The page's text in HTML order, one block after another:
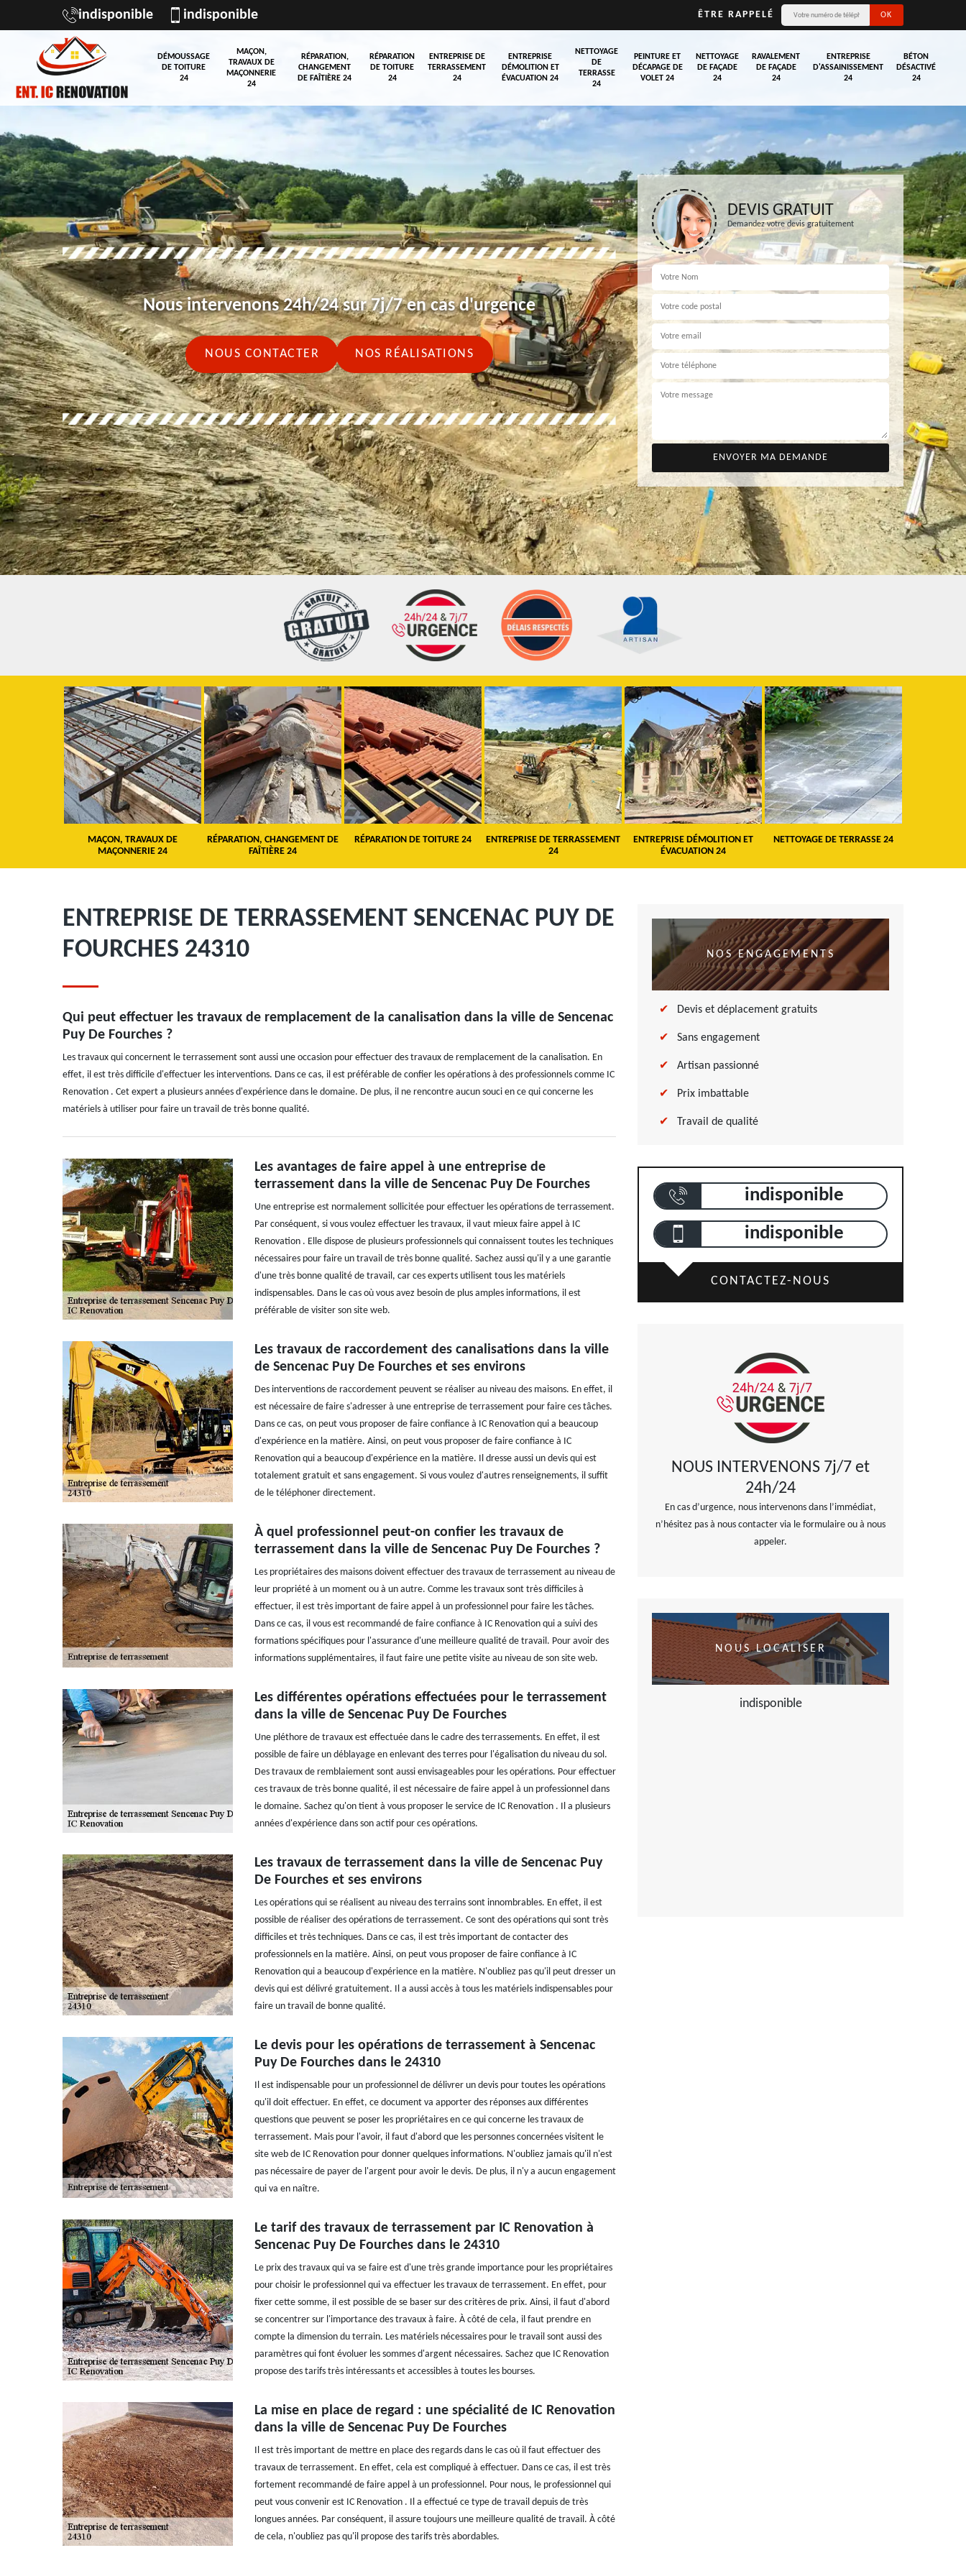
indisponible indisponible ÊTRE RAPPELÉ
DÉMOUSSAGE
DE TOITURE
24
MAÇON,
TRAVAUX DE
MAÇONNERIE
24
RÉPARATION,
CHANGEMENT
DE FAÎTIÈRE 24
RÉPARATION
DE TOITURE
24
ENTREPRISE DE
TERRASSEMENT
24
ENTREPRISE
DÉMOLITION ET
ÉVACUATION 24
NETTOYAGE
DE
TERRASSE
24
PEINTURE ET
DÉCAPAGE DE
VOLET 24
NETTOYAGE
DE FAÇADE
24
RAVALEMENT
DE FAÇADE
24
ENTREPRISE
D'ASSAINISSEMENT
24
BÉTON
DÉSACTIVÉ
24
Nous intervenons 24h/24 sur 7j/7 en cas d'urgence
NOUS CONTACTER NOS RÉALISATIONS
DEVIS GRATUIT
Demandez votre devis gratuitement
MAÇON, TRAVAUX DE
MAÇONNERIE 24
RÉPARATION, CHANGEMENT DE
FAÎTIÈRE 24
RÉPARATION DE TOITURE 24
ENTREPRISE DE TERRASSEMENT
ENTREPRISE DÉMOLITION ET
ÉVACUATION 24
NETTOYAGE DE TERRASSE 24
ENTREPRISE DE TERRASSEMENT SENCENAC PUY DE
FOURCHES 24310
Qui peut effectuer les travaux de remplacement de la canalisation dans la ville de Sencenac
Puy De Fourches ?
Les travaux qui concernent le terrassement sont aussi une occasion pour effectuer des travaux de remplacement de la canalisation. En
effet, il est très difficile d'effectuer les interventions. Dans ce cas, il est préférable de confier les opérations à des professionnels comme IC
Renovation . Cet expert a plusieurs années d'expérience dans le domaine. De plus, il ne rencontre aucun souci en ce qui concerne les
matériels à utiliser pour faire un travail de très bonne qualité.
Les avantages de faire appel à une entreprise de
terrassement dans la ville de Sencenac Puy De Fourches
Une entreprise est normalement sollicitée pour effectuer les opérations de terrassement.
Par conséquent, si vous voulez effectuer les travaux, il vaut mieux faire appel à IC
Renovation . Elle dispose de plusieurs professionnels qui connaissent toutes les techniques
nécessaires pour faire un travail de très bonne qualité. Sachez aussi qu'il y a une garantie
d'une très bonne qualité de travail, car ces experts utilisent tous les matériels
indispensables. Dans le cas où vous avez besoin de plus amples informations, il est
préférable de visiter son site web.
Les travaux de raccordement des canalisations dans la ville
de Sencenac Puy De Fourches et ses environs
Des interventions de raccordement peuvent se réaliser au niveau des maisons. En effet, il
est nécessaire de faire s'adresser à une entreprise de terrassement pour faire ces tâches.
Dans ce cas, on peut vous proposer de faire confiance à IC Renovation qui a beaucoup
d'expérience en la matière. Ainsi, on peut vous proposer de faire confiance à IC
Renovation qui a beaucoup d'expérience en la matière. Il dresse aussi un devis qui est
totalement gratuit et sans engagement. Si vous voulez d'autres renseignements, il suffit
de le téléphoner directement.
À quel professionnel peut-on confier les travaux de
terrassement dans la ville de Sencenac Puy De Fourches ?
Les propriétaires des maisons doivent effectuer des travaux de terrassement au niveau de
leur propriété à un moment ou à un autre. Comme les travaux sont très difficiles à
effectuer, il est très important de faire appel à un professionnel pour faire les tâches.
Dans ce cas, il vous est recommandé de faire confiance à IC Renovation qui a suivi des
formations spécifiques pour l'assurance d'une meilleure qualité de travail. Pour avoir des
informations supplémentaires, il faut faire une petite visite au niveau de son site web.
Les différentes opérations effectuées pour le terrassement
dans la ville de Sencenac Puy De Fourches
Une pléthore de travaux est effectuée dans le cadre des terrassements. En effet, il est
possible de faire un déblayage en enlevant des terres pour l'égalisation du niveau du sol.
Des travaux de remblaiement sont aussi envisageables pour les opérations. Pour effectuer
ces travaux de très bonne qualité, il est nécessaire de faire appel à un professionnel dans
le domaine. Sachez qu'on tient à vous proposer le service de IC Renovation . Il a plusieurs
années d'expérience dans son actif pour ces opérations.
Les travaux de terrassement dans la ville de Sencenac Puy
De Fourches et ses environs
Les opérations qui se réalisent au niveau des terrains sont innombrables. En effet, il est
possible de réaliser des opérations de terrassement. Ce sont des opérations qui sont très
difficiles et très techniques. Dans ce cas, il est très important de contacter des
professionnels en la matière. Ainsi, on peut vous proposer de faire confiance à IC
Renovation qui a beaucoup d'expérience en la matière. N'oubliez pas qu'il peut dresser un
devis qui est délivré gratuitement. Il a aussi accès à tous les matériels indispensables pour
faire un travail de bonne qualité.
Le devis pour les opérations de terrassement à Sencenac
Puy De Fourches dans le 24310
Il est indispensable pour un professionnel de délivrer un devis pour toutes les opérations
qu'il doit effectuer. En effet, ce document va apporter des réponses aux différentes
questions que peuvent se poser les propriétaires en ce qui concerne les travaux de
terrassement. Mais pour l'avoir, il faut d'abord que les personnes concernées visitent le
site web de IC Renovation pour donner quelques informations. N'oubliez jamais qu'il n'est
pas nécessaire de payer de l'argent pour avoir le devis. De plus, il n'y a aucun engagement
qui va en naître.
Le tarif des travaux de terrassement par IC Renovation à
Sencenac Puy De Fourches dans le 24310
Le prix des travaux qui va se faire est d'une très grande importance pour les propriétaires
pour choisir le professionnel qui va effectuer les travaux de terrassement. En effet, pour
fixer cette somme, il est possible de se baser sur des critères de prix. Ainsi, il faut d'abord
se concentrer sur l'importance des travaux à faire. À côté de cela, il faut prendre en
compte la dimension du terrain. Les matériels nécessaires pour le travail sont aussi des
paramètres qui font évoluer les sommes d'argent nécessaires. Sachez que IC Renovation
propose des tarifs très intéressants et accessibles à toutes les bourses.
La mise en place de regard : une spécialité de IC Renovation
dans la ville de Sencenac Puy De Fourches
Il est très important de mettre en place des regards dans le cas où il faut effectuer des
travaux de terrassement. En effet, cela est compliqué à effectuer. Dans ce cas, il est très
fortement recommandé de faire appel à un professionnel. Pour nous, le professionnel qui
peut vous convenir est IC Renovation . Il a effectué ce type de travail depuis de très
longues années. Par conséquent, il assure toujours une meilleure qualité de travail. À côté
de cela, n'oubliez pas qu'il propose des tarifs très abordables.
NOS ENGAGEMENTS
Devis et déplacement gratuits
Sans engagement
Artisan passionné
Prix imbattable
Travail de qualité
indisponible
indisponible
CONTACTEZ-NOUS
NOUS INTERVENONS 7j/7 et
24h/24
En cas d’urgence, nous intervenons dans l’immédiat,
n’hésitez pas à nous contacter via le formulaire ou à nous
appeler.
NOUS LOCALISER
indisponible